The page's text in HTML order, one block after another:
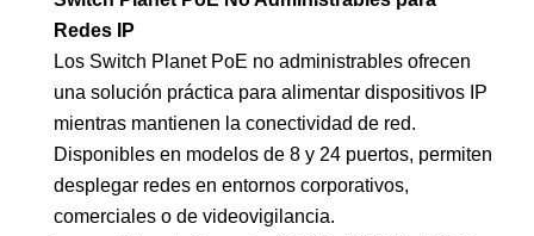
Redes IP
Los Switch Planet PoE no administrables ofrecen
una solución práctica para alimentar dispositivos IP
mientras mantienen la conectividad de red.
Disponibles en modelos de 8 y 24 puertos, permiten
desplegar redes en entornos corporativos,
comerciales o de videovigilancia.